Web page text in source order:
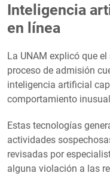
Inteligencia
en línea
La UNAM explicó que
proceso de admisión
inteligencia artificial
comportamiento
Estas tecnologías
actividades
revisadas por
alguna violación a las